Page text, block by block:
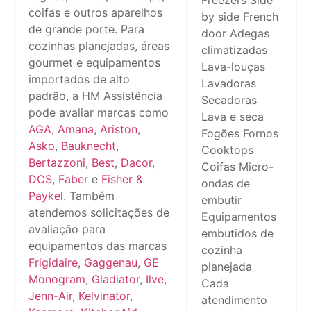
coifas e outros aparelhos
de grande porte. Para
cozinhas planejadas, áreas
gourmet e equipamentos
importados de alto
padrão, a HM Assistência
pode avaliar marcas como
AGA, Amana, Ariston,
Asko, Bauknecht,
Bertazzoni, Best, Dacor,
DCS, Faber e Fisher &
Paykel. Também
atendemos solicitações de
avaliação para
equipamentos das marcas
Frigidaire, Gaggenau, GE
Monogram, Gladiator, Ilve,
Jenn-Air, Kelvinator,
by side French
door Adegas
climatizadas
Lava-louças
Lavadoras
Secadoras
Lava e seca
Fogões Fornos
Cooktops
Coifas Micro-
ondas de
embutir
Equipamentos
embutidos de
cozinha
planejada
Cada
atendimento